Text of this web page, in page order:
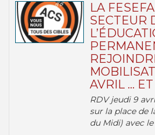
LA
SECTEUR
AVRIL …
RDV jeudi 9
sur la place de
du Midi) avec